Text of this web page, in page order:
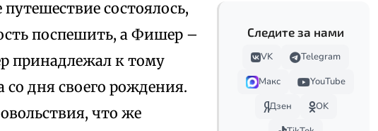
состоялось,
поспешить, а Фишер –
принадлежал к тому
дня своего рождения.
что же
Следите за нами
VK
Telegram
Макс
YouTube
Дзен
OK